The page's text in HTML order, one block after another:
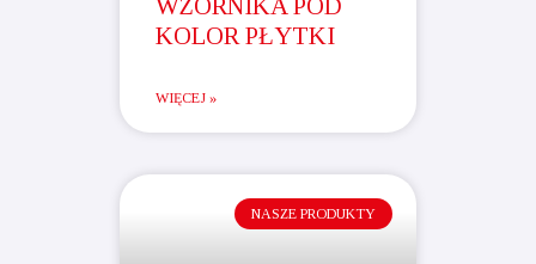
WZORNIKA POD
KOLOR PŁYTKI
WIĘCEJ »
NASZE PRODUKTY